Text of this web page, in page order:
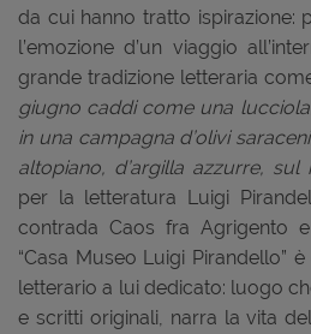
da cui hanno tratto ispirazione:
l’emozione d’un viaggio
grande tradizione letteraria
giugno caddi come una
in una campagna d’olivi
altopiano, d’argilla azzurre, sul
per la letteratura Luigi
contrada Caos fra Agrigento
“Casa Museo Luigi Pirandello”
letterario a lui dedicato: luogo
e scritti originali, narra la vita